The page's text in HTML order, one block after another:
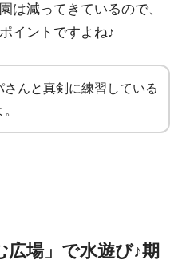
は減ってきているので、
イントですよね♪
さんと真剣に練習している
場」で水遊び♪期